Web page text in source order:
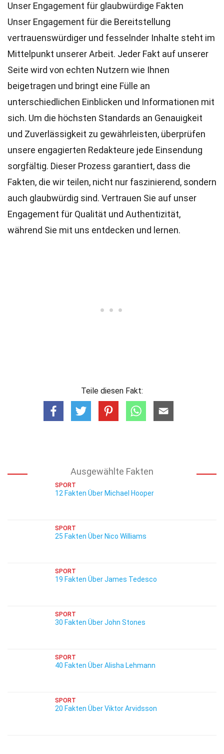
Unser Engagement für glaubwürdige Fakten
Unser Engagement für die Bereitstellung
vertrauenswürdiger und fesselnder Inhalte steht im
Mittelpunkt unserer Arbeit. Jeder Fakt auf unserer
Seite wird von echten Nutzern wie Ihnen
beigetragen und bringt eine Fülle an
unterschiedlichen Einblicken und Informationen mit
sich. Um die höchsten Standards an Genauigkeit
und Zuverlässigkeit zu gewährleisten, überprüfen
unsere engagierten Redakteure jede Einsendung
sorgfältig. Dieser Prozess garantiert, dass die
Fakten, die wir teilen, nicht nur faszinierend, sondern
auch glaubwürdig sind. Vertrauen Sie auf unser
Engagement für Qualität und Authentizität,
während Sie mit uns entdecken und lernen.
Teile diesen Fakt:
Ausgewählte Fakten
SPORT
12 Fakten Über Michael Hooper
SPORT
25 Fakten Über Nico Williams
SPORT
19 Fakten Über James Tedesco
SPORT
30 Fakten Über John Stones
SPORT
40 Fakten Über Alisha Lehmann
SPORT
20 Fakten Über Viktor Arvidsson